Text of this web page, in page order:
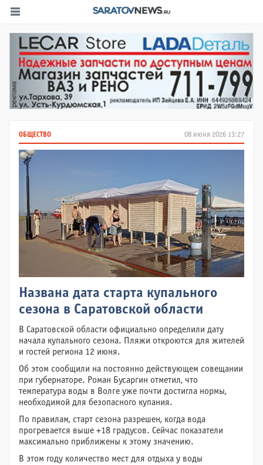
08 июня 2026 13:27
ОБЩЕСТВО
Названа дата старта купального
сезона в Саратовской области
В Саратовской области официально определили дату
начала купального сезона. Пляжи откроются для жителей
и гостей региона 12 июня.
Об этом сообщили на постоянно действующем совещании
при губернаторе. Роман Бусаргин отметил, что
температура воды в Волге уже почти достигла нормы,
необходимой для безопасного купания.
По правилам, старт сезона разрешен, когда вода
прогревается выше +18 градусов. Сейчас показатели
максимально приближены к этому значению.
В этом году количество мест для отдыха у воды